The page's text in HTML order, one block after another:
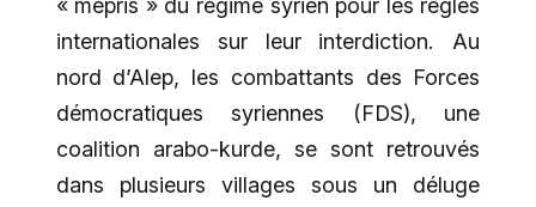
« mépris » du régime syrien pour les règles
internationales sur leur interdiction. Au
nord d’Alep, les combattants des Forces
démocratiques syriennes (FDS), une
coalition arabo-kurde, se sont retrouvés
dans plusieurs villages sous un déluge